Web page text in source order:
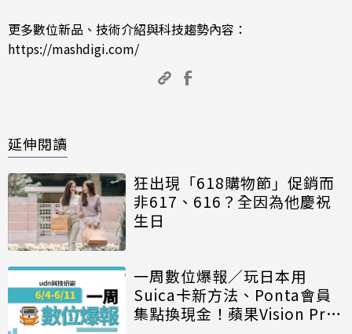
更多數位新品、技術介紹與科技趨勢內容：
https://mashdigi.com/
延伸閱讀
狂出現「618購物節」促銷而
非617、616？全因為他慶祝
生日
一周數位爆報／玩日本用
Suica卡新方法、Ponta會員
集點換現金！蘋果Vision Pro